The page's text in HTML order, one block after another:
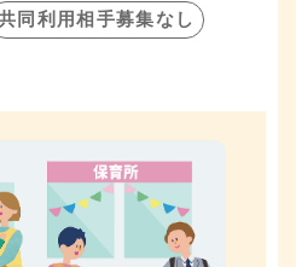
同利用相手募集なし